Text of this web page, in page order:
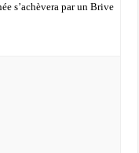
s’achèvera par un Brive